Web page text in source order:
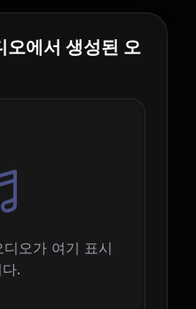
오에서 생성된 오
오가 여기 표시
.